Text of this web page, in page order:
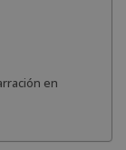
en